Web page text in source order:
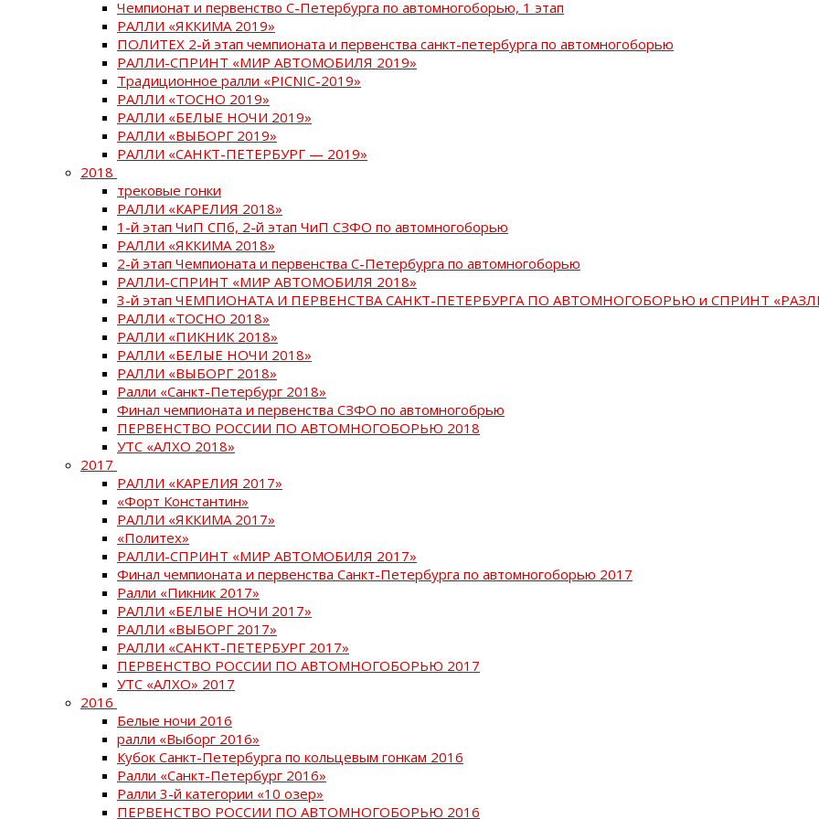
Чемпионат и первенство С-Петербурга по автомногоборью, 1 этап
РАЛЛИ «ЯККИМА 2019»
ПОЛИТЕХ 2-й этап чемпионата и первенства санкт-петербурга по автомногоборью
РАЛЛИ-СПРИНТ «МИР АВТОМОБИЛЯ 2019»
Традиционное ралли «PICNIC-2019»
РАЛЛИ «ТОСНО 2019»
РАЛЛИ «БЕЛЫЕ НОЧИ 2019»
РАЛЛИ «ВЫБОРГ 2019»
РАЛЛИ «САНКТ-ПЕТЕРБУРГ — 2019»
2018
трековые гонки
РАЛЛИ «КАРЕЛИЯ 2018»
1-й этап ЧиП СПб, 2-й этап ЧиП СЗФО по автомногоборью
РАЛЛИ «ЯККИМА 2018»
2-й этап Чемпионата и первенства С-Петербурга по автомногоборью
РАЛЛИ-СПРИНТ «МИР АВТОМОБИЛЯ 2018»
3-й этап ЧЕМПИОНАТА И ПЕРВЕНСТВА САНКТ-ПЕТЕРБУРГА ПО АВТОМНОГОБОРЬЮ и СПРИНТ
РАЛЛИ «ТОСНО 2018»
РАЛЛИ «ПИКНИК 2018»
РАЛЛИ «БЕЛЫЕ НОЧИ 2018»
РАЛЛИ «ВЫБОРГ 2018»
Ралли «Санкт-Петербург 2018»
Финал чемпионата и первенства СЗФО по автомногобрью
ПЕРВЕНСТВО РОССИИ ПО АВТОМНОГОБОРЬЮ 2018
УТС «АЛХО 2018»
2017
РАЛЛИ «КАРЕЛИЯ 2017»
«Форт Константин»
РАЛЛИ «ЯККИМА 2017»
«Политех»
РАЛЛИ-СПРИНТ «МИР АВТОМОБИЛЯ 2017»
Финал чемпионата и первенства Санкт-Петербурга по автомногоборью 2017
Ралли «Пикник 2017»
РАЛЛИ «БЕЛЫЕ НОЧИ 2017»
РАЛЛИ «ВЫБОРГ 2017»
РАЛЛИ «САНКТ-ПЕТЕРБУРГ 2017»
ПЕРВЕНСТВО РОССИИ ПО АВТОМНОГОБОРЬЮ 2017
УТС «АЛХО» 2017
2016
Белые ночи 2016
ралли «Выборг 2016»
Кубок Санкт-Петербурга по кольцевым гонкам 2016
Ралли «Санкт-Петербург 2016»
Ралли 3-й категории «10 озер»
ПЕРВЕНСТВО РОССИИ ПО АВТОМНОГОБОРЬЮ 2016